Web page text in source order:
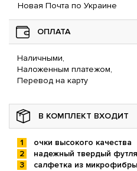
Новая Почта по Украине
ОПЛАТА
Наличными,
Наложенным платежом,
Перевод на карту
В КОМПЛЕКТ ВХОДИТ
очки высокого качества
надежный твердый
салфетка из микрофибры